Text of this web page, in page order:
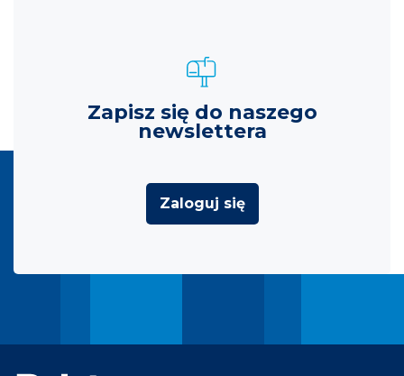
Zapisz się do naszego
newslettera
Zaloguj się